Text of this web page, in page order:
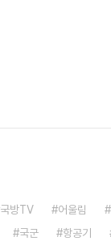
국방TV 어울림
국군 항공기